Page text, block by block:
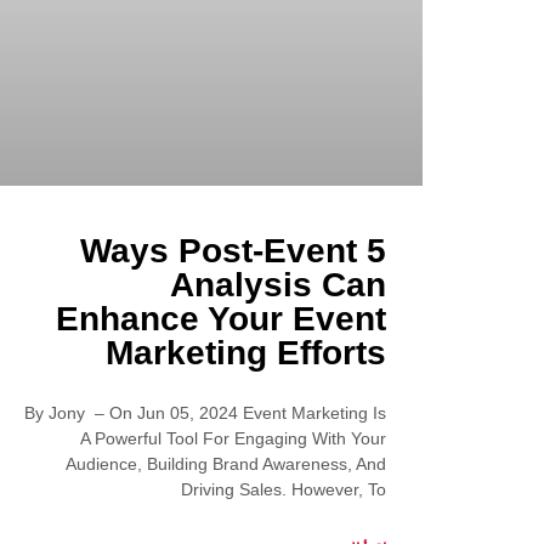
5 Ways Post-Event
Analysis Can
Enhance Your Event
Marketing Efforts
By Jony – On Jun 05, 2024 Event Marketing Is
A Powerful Tool For Engaging With Your
Audience, Building Brand Awareness, And
Driving Sales. However, To